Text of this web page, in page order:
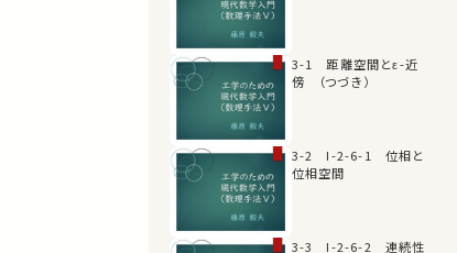
3-1 距離空間とε-近
傍 （つづき）
3-2 I-2-6-1 位相と
位相空間
3-3 I-2-6-2 連続性